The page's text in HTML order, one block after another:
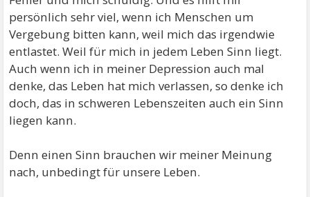
persönlich sehr viel, wenn ich Menschen um
Vergebung bitten kann, weil mich das irgendwie
entlastet. Weil für mich in jedem Leben Sinn liegt.
Auch wenn ich in meiner Depression auch mal
denke, das Leben hat mich verlassen, so denke ich
doch, das in schweren Lebenszeiten auch ein Sinn
liegen kann.
Denn einen Sinn brauchen wir meiner Meinung
nach, unbedingt für unsere Leben.